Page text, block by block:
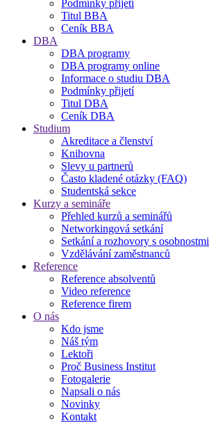
Podmínky přijetí
Titul BBA
Ceník BBA
DBA
DBA programy
DBA programy online
Informace o studiu DBA
Podmínky přijetí
Titul DBA
Ceník DBA
Studium
Akreditace a členství
Knihovna
Slevy u partnerů
Často kladené otázky (FAQ)
Studentská sekce
Kurzy a semináře
Přehled kurzů a seminářů
Networkingová setkání
Setkání a rozhovory s osobnostmi
Vzdělávání zaměstnanců
Reference
Reference absolventů
Video reference
Reference firem
O nás
Kdo jsme
Náš tým
Lektoři
Proč Business Institut
Fotogalerie
Napsali o nás
Novinky
Kontakt